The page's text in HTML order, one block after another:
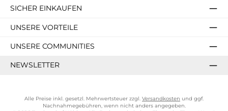
SICHER EINKAUFEN
UNSERE VORTEILE
UNSERE COMMUNITIES
NEWSLETTER
Alle Preise inkl. gesetzl. Mehrwertsteuer zzgl. Versandkosten und ggf.
Nachnahmegebühren, wenn nicht anders angegeben.